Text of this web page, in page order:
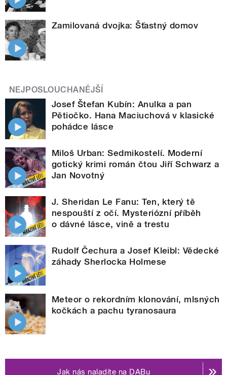
Zamilovaná dvojka: Šťastný domov
NEJPOSLOUCHANĚJŠÍ
Josef Štefan Kubín: Anulka a pan
Pětiočko. Hana Maciuchová v klasické
pohádce lásce
Miloš Urban: Sedmikostelí. Moderní
gotický krimi román čtou Jiří Schwarz a
Jan Novotný
J. Sheridan Le Fanu: Ten, který tě
nespouští z očí. Mysteriózní příběh
o dávné lásce, vině a trestu
Rudolf Čechura a Josef Kleibl: Vědecké
záhady Sherlocka Holmese
Meteor o rekordním klonování, mlsných
kočkách a pachu tyranosaura
Jak nás naladíte na DABu